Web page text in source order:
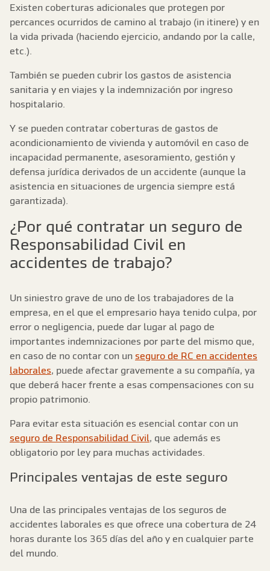
Existen coberturas adicionales que protegen por
percances ocurridos de camino al trabajo (in itinere) y en
la vida privada (haciendo ejercicio, andando por la calle,
etc.).
También se pueden cubrir los gastos de asistencia
sanitaria y en viajes y la indemnización por ingreso
hospitalario.
Y se pueden contratar coberturas de gastos de
acondicionamiento de vivienda y automóvil en caso de
incapacidad permanente, asesoramiento, gestión y
defensa jurídica derivados de un accidente (aunque la
asistencia en situaciones de urgencia siempre está
garantizada).
¿Por qué contratar un seguro de
Responsabilidad Civil en
accidentes de trabajo?
Un siniestro grave de uno de los trabajadores de la
empresa, en el que el empresario haya tenido culpa, por
error o negligencia, puede dar lugar al pago de
importantes indemnizaciones por parte del mismo que,
en caso de no contar con un seguro de RC en accidentes
laborales, puede afectar gravemente a su compañía, ya
que deberá hacer frente a esas compensaciones con su
propio patrimonio.
Para evitar esta situación es esencial contar con un
seguro de Responsabilidad Civil, que además es
obligatorio por ley para muchas actividades.
Principales ventajas de este seguro
Una de las principales ventajas de los seguros de
accidentes laborales es que ofrece una cobertura de 24
horas durante los 365 días del año y en cualquier parte
del mundo.